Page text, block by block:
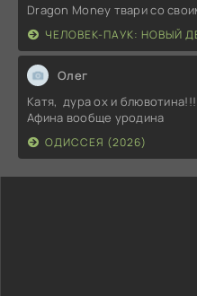
Dragon Money твари со
ЧЕЛОВЕК-ПАУК: НОВЫЙ
Олег
Катя, дура ох и
Афина вообще уродина
ОДИССЕЯ (2026)